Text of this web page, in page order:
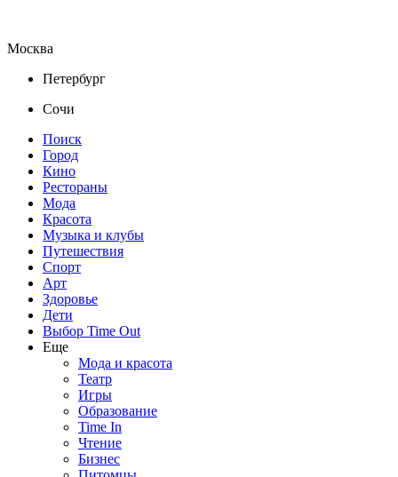
Москва
Петербург
Сочи
Поиск
Город
Кино
Рестораны
Мода
Красота
Музыка и клубы
Путешествия
Спорт
Арт
Здоровье
Дети
Выбор Time Out
Еще
Мода и красота
Театр
Игры
Образование
Time In
Чтение
Бизнес